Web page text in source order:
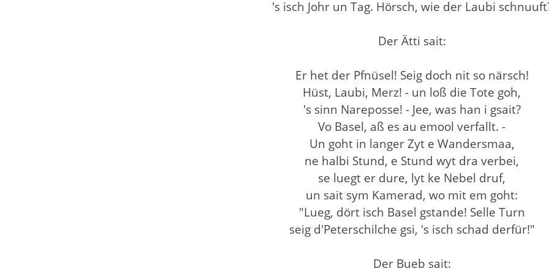
's isch Johr un Tag. Hörsch, wie der Laubi
Der Ätti sait:
Er het der Pfnüsel! Seig doch nit so närsch!
Hüst, Laubi, Merz! - un loß die Tote goh,
's sinn Nareposse! - Jee, was han i gsait?
Vo Basel, aß es au emool verfallt. -
Un goht in langer Zyt e Wandersmaa,
ne halbi Stund, e Stund wyt dra verbei,
se luegt er dure, lyt ke Nebel druf,
un sait sym Kamerad, wo mit em goht:
"Lueg, dört isch Basel gstande! Selle Turn
seig d'Peterschilche gsi, 's isch schad derfür!"
Der Bueb sait: